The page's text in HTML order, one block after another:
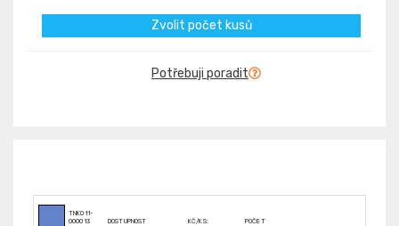
Zvolit počet kusů
Potřebuji poradit
TNK011-
000013
DOSTUPNOST KČ/KS: POČET